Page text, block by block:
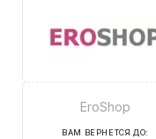
EroShop
ВАМ ВЕРНЕТСЯ ДО: